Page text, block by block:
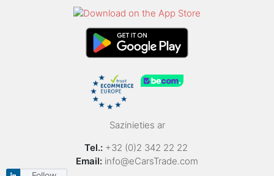
Sazinieties ar
Tel.: +32 (0)2 342 22 22
Email: info@eCarsTrade.com